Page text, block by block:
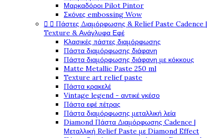
Μαρκαδόροι Pilot Pintor
Σκόνες embossing Wow
  Πάστες Διαμόρφωσης & Relief Paste Cadence |
Texture & Ανάγλυφα Εφέ
Κλασικές πάστες διαμόρφωσης
Πάστα διαμόρφωσης διάφανη
Πάστα διαμόρφωσης διάφανη με κόκκους
Matte Metallic Paste 250 ml
Texture art relief paste
Πάστα κρακελέ
Vintage legend - αντικέ γκέσο
Πάστα εφέ πέτρας
Πάστα διαμόρφωσης μεταλλική λεία
Diamond Πάστα Διαμόρφωσης Cadence |
Μεταλλική Relief Paste με Diamond Effect